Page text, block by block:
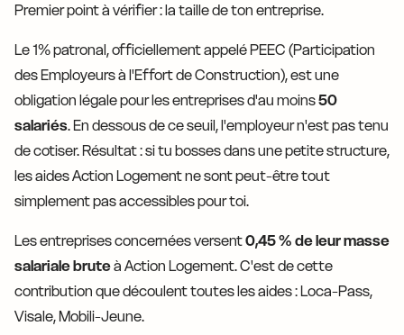
Premier point à vérifier : la taille de ton entreprise.
Le 1% patronal, officiellement appelé PEEC (Participation
des Employeurs à l'Effort de Construction), est une
obligation légale pour les entreprises d'au moins50
salariés. En dessous de ce seuil, l'employeur n'est pas tenu
de cotiser. Résultat : si tu bosses dans une petite structure,
les aides Action Logement ne sont peut-être tout
simplement pas accessibles pour toi.
Les entreprises concernées versent0,45 % de leur masse
salariale bruteà Action Logement. C'est de cette
contribution que découlent toutes les aides : Loca-Pass,
Visale, Mobili-Jeune.